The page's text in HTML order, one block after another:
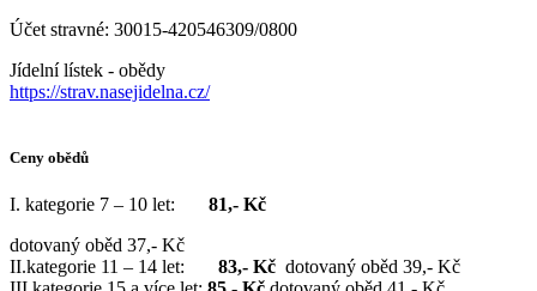
Účet stravné: 30015-420546309/0800
Jídelní lístek - obědy
https://strav.nasejidelna.cz/
Ceny obědů
I. kategorie 7 – 10 let: 81,- Kč
dotovaný oběd 37,- Kč
II.kategorie 11 – 14 let: 83,- Kč dotovaný oběd 39,- Kč